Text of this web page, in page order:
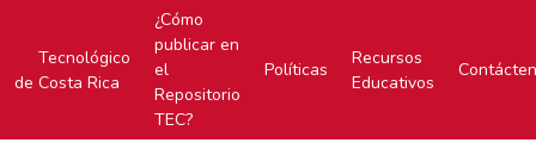
Tecnológico
de Costa Rica
¿Cómo
publicar en
el
Repositorio
TEC?
Políticas
Recursos
Educativos